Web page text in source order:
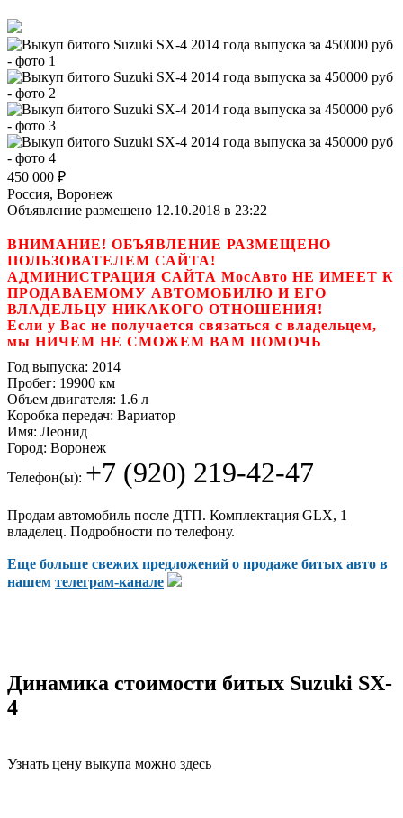
450 000 ₽
Россия, Воронеж
Объявление размещено 12.10.2018 в 23:22
ВНИМАНИЕ! ОБЪЯВЛЕНИЕ РАЗМЕЩЕНО
ПОЛЬЗОВАТЕЛЕМ САЙТА!
АДМИНИСТРАЦИЯ САЙТА МосАвто НЕ ИМЕЕТ К
ПРОДАВАЕМОМУ АВТОМОБИЛЮ И ЕГО
ВЛАДЕЛЬЦУ НИКАКОГО ОТНОШЕНИЯ!
Если у Вас не получается связаться с владельцем,
мы НИЧЕМ НЕ СМОЖЕМ ВАМ ПОМОЧЬ
Год выпуска: 2014
Пробег: 19900 км
Объем двигателя: 1.6 л
Коробка передач: Вариатор
Имя: Леонид
Город: Воронеж
Телефон(ы): +7 (920) 219-42-47
Продам автомобиль после ДТП. Комплектация GLX, 1
владелец. Подробности по телефону.
Еще больше свежих предложений о продаже битых авто в
нашем телеграм-канале
Динамика стоимости битых Suzuki SX-
4
Узнать цену выкупа можно здесь